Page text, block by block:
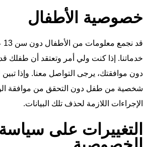
خصوصية الأطفال
خدماتنا. إذا كنت ولي أمر وتعتقد أن طفلك
دون موافقتك، يرجى التواصل معنا. وإذا تبين
شخصية من طفل دون التحقق من موافقة
الإجراءات اللازمة لحذف تلك البيانات.
التغييرات على سياسة